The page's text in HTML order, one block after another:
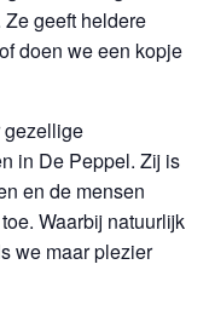
geeft heldere
doen we een kopje
gezellige
in De Peppel. Zij is
en de mensen
Waarbij natuurlijk
we maar plezier